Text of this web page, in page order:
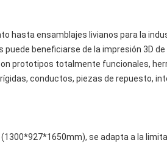
hasta ensamblajes livianos para la
beneficiarse de la impresión 3D
prototipos totalmente funcionales,
conductos, piezas de repuesto,
se adapta a la